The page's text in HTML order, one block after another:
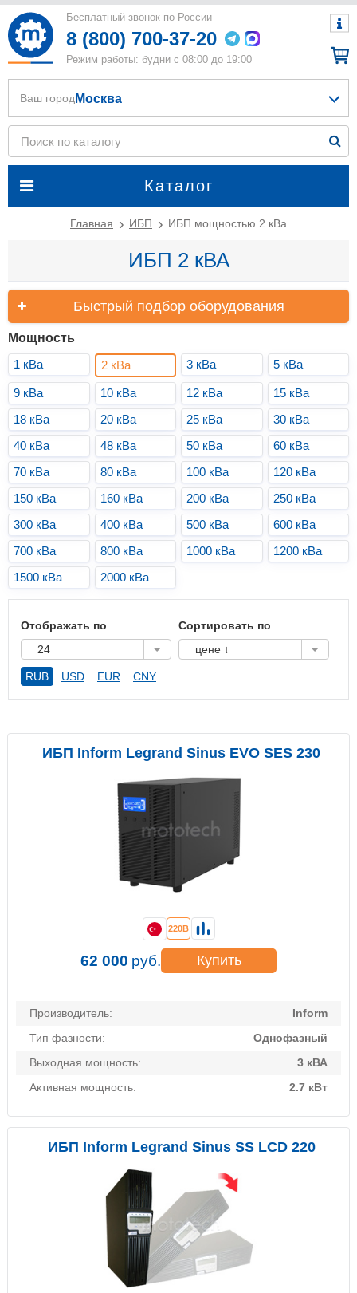
Бесплатный звонок по России
8 (800) 700-37-20
Режим работы: будни с 08:00 до 19:00
Каталог
Ваш город Москва
Главная ИБП ИБП мощностью 2 кВа
ИБП 2 кВА
Быстрый подбор оборудования
Мощность
1 кВа
2 кВа 3 кВа 5 кВа
9 кВа 10 кВа 12 кВа
15 кВа
18 кВа
20 кВа 25 кВа
30 кВа
40 кВа
48 кВа 50 кВа
60 кВа
70 кВа
80 кВа 100 кВа
120 кВа
150 кВа
160 кВа 200 кВа
250 кВа
300 кВа
400 кВа 500 кВа
600 кВа
700 кВа
800 кВа 1000 кВа
1200 кВа
1500 кВа
2000 кВа
Отображать по
24
Сортировать по
цене ↓
RUB USD EUR CNY
ИБП Inform Legrand Sinus EVO SES 230
Производитель:
Inform
Тип фазности:
Однофазный
Выходная мощность:
3 кВА
Активная мощность:
2.7 кВт
220В
62 000 руб. Купить
ИБП Inform Legrand Sinus SS LCD 220